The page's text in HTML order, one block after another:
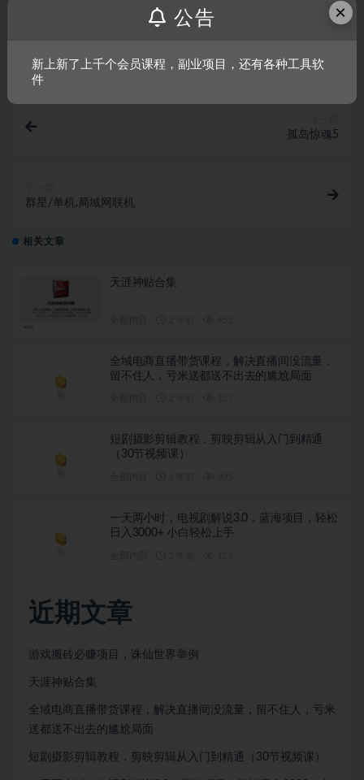
孤岛惊魂5
群星/单机.局域网联机
相关文章
天涯神贴合集
全域电商直播带货课程，解决直播间没流量，
留不住人，亏米送都送不出去的尴尬局面
短剧摄影剪辑教程，剪映剪辑从入门到精通
（30节视频课）
一天两小时，电视剧解说3.0，蓝海项目，轻松
日入3000+ 小白轻松上手
近期文章
游戏搬砖必赚项目，诛仙世界举例
天涯神贴合集
全域电商直播带货课程，解决直播间没流量，留不住人，亏米
送都送不出去的尴尬局面
短剧摄影剪辑教程，剪映剪辑从入门到精通（30节视频课）
×
公告
新上新了上千个会员课程，副业项目，还有各种工具软
件